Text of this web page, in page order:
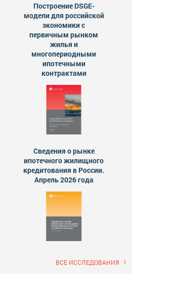
Построение DSGE-
модели для российской
экономики с
первичным рынком
жилья и
многопериодными
ипотечными
контрактами
Сведения о рынке
ипотечного жилищного
кредитования в России.
Апрель 2026 года
ВСЕ ИССЛЕДОВАНИЯ